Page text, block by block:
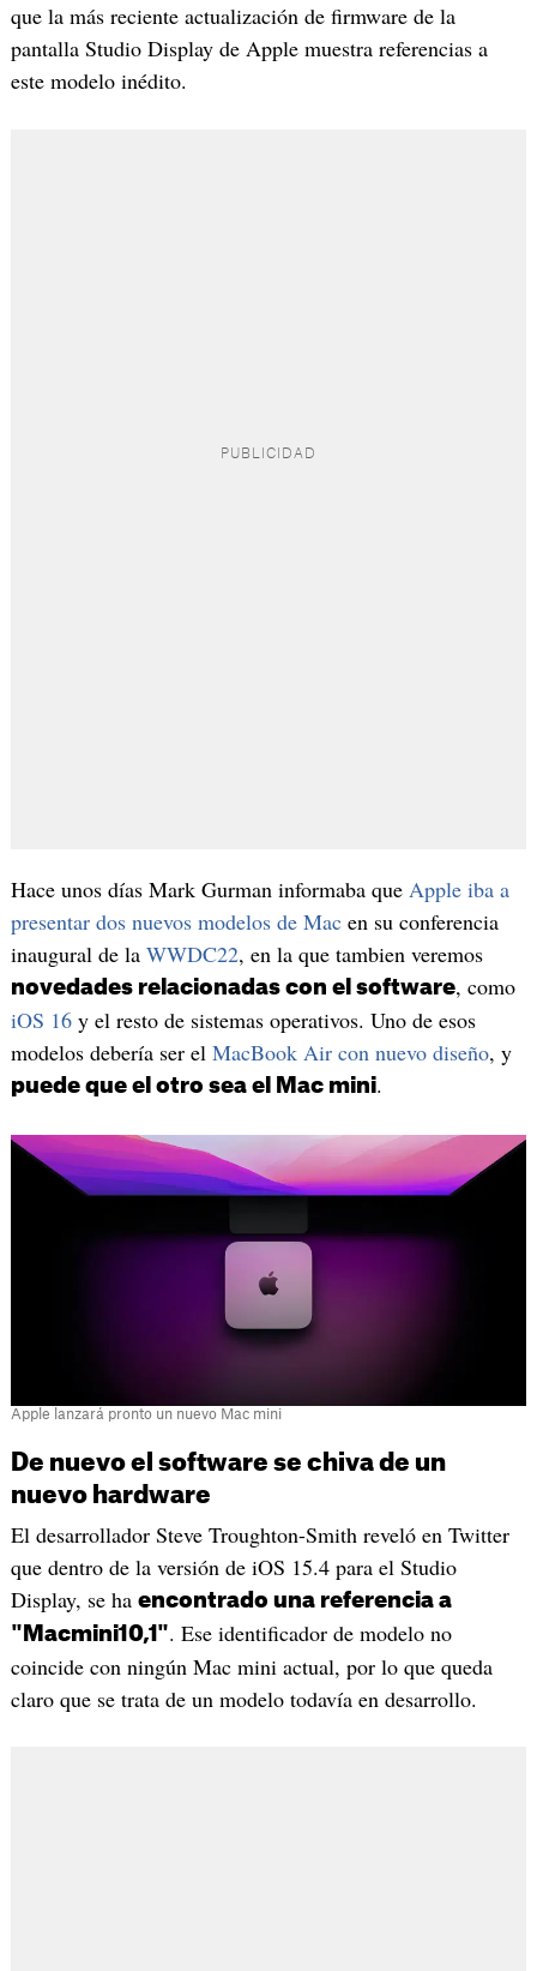
que la más reciente actualización de firmware de la
pantalla Studio Display de Apple muestra referencias a
este modelo inédito.
Hace unos días Mark Gurman informaba que Apple iba a
presentar dos nuevos modelos de Macen su conferencia
inaugural de la WWDC22, en la que tambien veremos
novedades relacionadas con el software, como
iOS 16y el resto de sistemas operativos. Uno de esos
modelos debería ser el MacBook Air con nuevo diseño, y
puede que el otro sea el Mac mini.
Apple lanzará pronto un nuevo Mac mini
De nuevo el software se chiva de un
nuevo hardware
El desarrollador Steve Troughton-Smith reveló en Twitter
que dentro de la versión de iOS 15.4 para el Studio
Display, se ha encontrado una referencia a
"Macmini10,1". Ese identificador de modelo no
coincide con ningún Mac mini actual, por lo que queda
claro que se trata de un modelo todavía en desarrollo.